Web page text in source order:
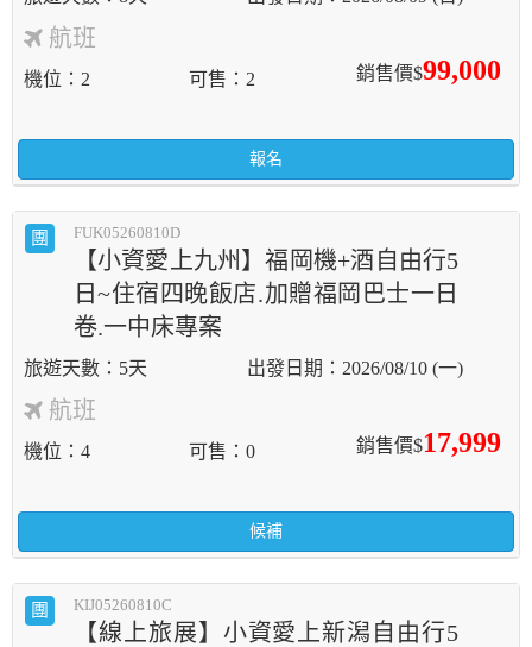
航班
銷售價$99,000
機位 2 可售 2
報名
團 FUK05260810D
【小資愛上九州】福岡機+酒自由行5
日~住宿四晚飯店.加贈福岡巴士一日
卷.一中床專案
5天 2026/08/10 (一)
航班
銷售價$17,999
機位 4 可售 0
候補
團 KIJ05260810C
【線上旅展】小資愛上新潟自由行5